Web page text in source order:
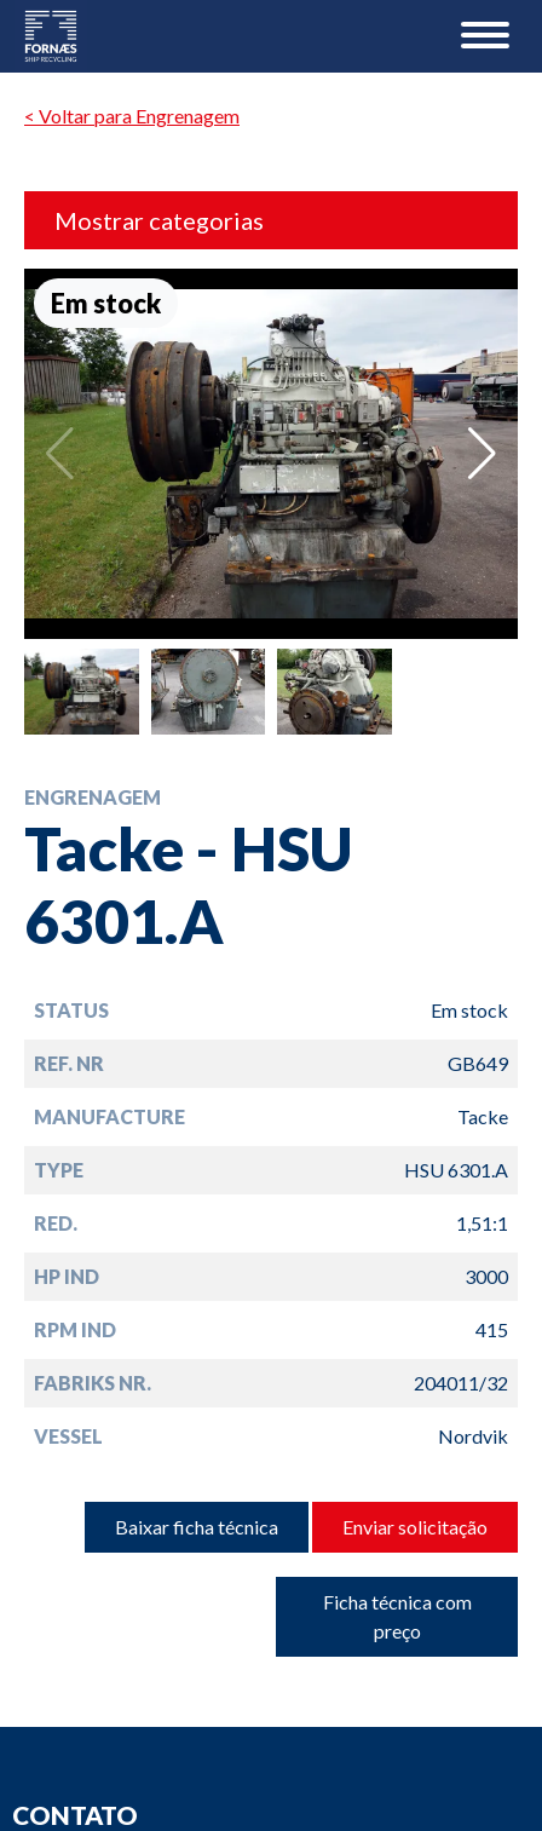
< Voltar para Engrenagem
Mostrar categorias
Em stock
ENGRENAGEM
Tacke - HSU
6301.A
STATUS Em stock
REF. NR GB649
MANUFACTURE Tacke
TYPE HSU 6301.A
RED. 1,51:1
HP IND 3000
RPM IND 415
FABRIKS NR. 204011/32
VESSEL Nordvik
Baixar ficha técnica Enviar solicitação
Ficha técnica com
preço
CONTATO